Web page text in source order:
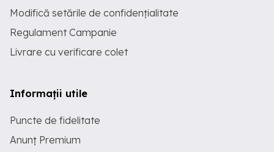
Modifică setările de confidențialitate
Regulament Campanie
Livrare cu verificare colet
Informații utile
Puncte de fidelitate
Anunț Premium